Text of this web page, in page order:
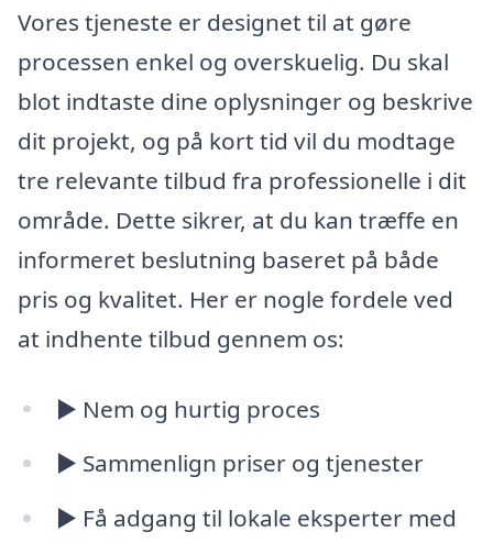
Vores tjeneste er designet til at gøre
processen enkel og overskuelig. Du skal
blot indtaste dine oplysninger og beskrive
dit projekt, og på kort tid vil du modtage
tre relevante tilbud fra professionelle i dit
område. Dette sikrer, at du kan træffe en
informeret beslutning baseret på både
pris og kvalitet. Her er nogle fordele ved
at indhente tilbud gennem os:
► Nem og hurtig proces
► Sammenlign priser og tjenester
► Få adgang til lokale eksperter med